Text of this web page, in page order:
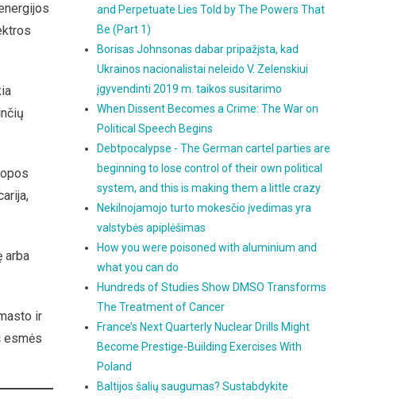
arba
ir
esmės
and Perpetuate Lies Told by The Powers That
Be (Part 1)
Borisas Johnsonas dabar pripažįsta, kad
Ukrainos nacionalistai neleido V. Zelenskiui
įgyvendinti 2019 m. taikos susitarimo
When Dissent Becomes a Crime: The War on
Political Speech Begins
Debtpocalypse - The German cartel parties are
beginning to lose control of their own political
system, and this is making them a little crazy
Nekilnojamojo turto mokesčio įvedimas yra
valstybės apiplėšimas
How you were poisoned with aluminium and
what you can do
Hundreds of Studies Show DMSO Transforms
The Treatment of Cancer
France’s Next Quarterly Nuclear Drills Might
Become Prestige-Building Exercises With
Poland
Baltijos šalių saugumas? Sustabdykite